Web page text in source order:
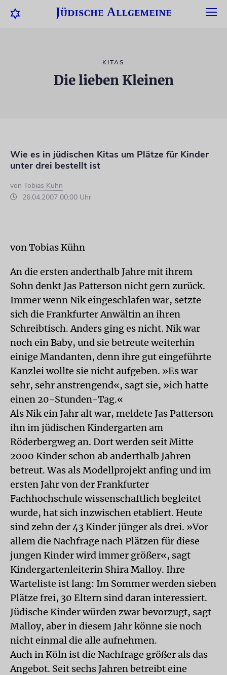
KITAS
Die lieben Kleinen
Wie es in jüdischen Kitas um Plätze für Kinder
unter drei bestellt ist
von Tobias Kühn
26.04.2007 00:00 Uhr
von Tobias Kühn
An die ersten anderthalb Jahre mit ihrem
Sohn denkt Jas Patterson nicht gern zurück.
Immer wenn Nik eingeschlafen war, setzte
sich die Frankfurter Anwältin an ihren
Schreibtisch. Anders ging es nicht. Nik war
noch ein Baby, und sie betreute weiterhin
einige Mandanten, denn ihre gut eingeführte
Kanzlei wollte sie nicht aufgeben. »Es war
sehr, sehr anstrengend«, sagt sie, »ich hatte
einen 20-Stunden-Tag.«
Als Nik ein Jahr alt war, meldete Jas Patterson
ihn im jüdischen Kindergarten am
Röderbergweg an. Dort werden seit Mitte
2000 Kinder schon ab anderthalb Jahren
betreut. Was als Modellprojekt anfing und im
ersten Jahr von der Frankfurter
Fachhochschule wissenschaftlich begleitet
wurde, hat sich inzwischen etabliert. Heute
sind zehn der 43 Kinder jünger als drei. »Vor
allem die Nachfrage nach Plätzen für diese
jungen Kinder wird immer größer«, sagt
Kindergartenleiterin Shira Malloy. Ihre
Warteliste ist lang: Im Sommer werden sieben
Plätze frei, 30 Eltern sind daran interessiert.
Jüdische Kinder würden zwar bevorzugt, sagt
Malloy, aber in diesem Jahr könne sie noch
nicht einmal die alle aufnehmen.
Auch in Köln ist die Nachfrage größer als das
Angebot. Seit sechs Jahren betreibt eine